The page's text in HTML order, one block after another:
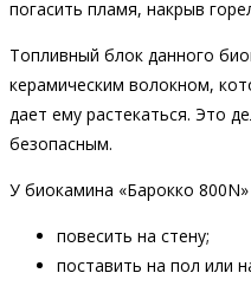
погасить пламя, накрыв
Топливный блок данного
керамическим волокном,
дает ему растекаться. Это
безопасным.
У биокамина «Барокко
повесить на стену;
поставить на пол или